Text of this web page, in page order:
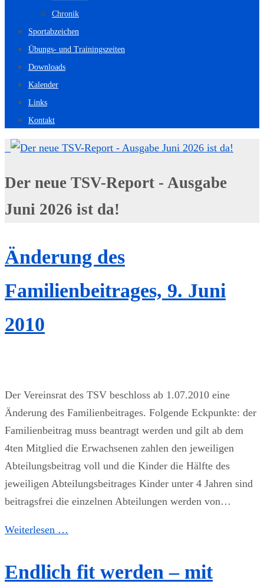
Chronik
Sportabzeichen
Übungs- und Trainingszeiten
Downloads
Kalender
Links
Kontakt
Der neue TSV-Report - Ausgabe
Juni 2026 ist da!
Änderung des
Familienbeitrages, 9. Juni
2010
Der Vereinsrat des TSV beschloss ab 1.07.2010 eine
Änderung des Familienbeitrages. Folgende Eckpunkte: der
Familienbeitrag muss beantragt werden und gilt ab dem
4ten Mitglied die Erwachsenen zahlen den jeweiligen
Abteilungsbeitrag voll und die Kinder die Hälfte des
jeweiligen Abteilungsbeitrages Kinder unter 4 Jahren sind
beitragsfrei die einzelnen Abteilungen werden von…
Weiterlesen …
Endlich fit werden – mit